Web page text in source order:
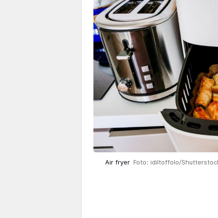
Air fryer Foto: idiltoffolo/